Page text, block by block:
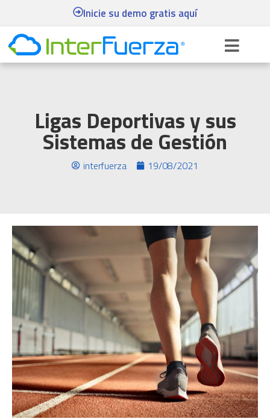
Inicie su demo gratis aquí
Ligas Deportivas y sus
Sistemas de Gestión
interfuerza 19/08/2021